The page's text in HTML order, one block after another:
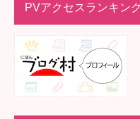
PVアクセスランキン